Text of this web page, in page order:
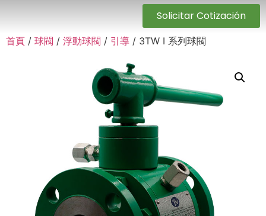
Solicitar Cotización
首頁 / 球閥 / 浮動球閥 / 引導 / 3TW I 系列球閥